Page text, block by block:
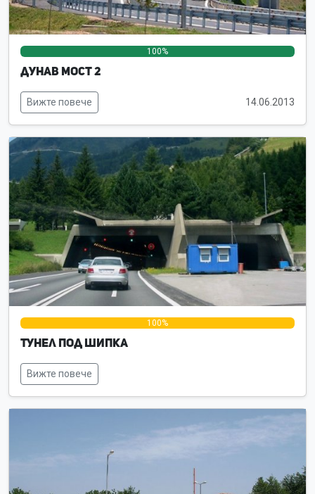
100%
Дунав мост 2
Вижте повече 14.06.2013
0% 100%
Тунел под Шипка
Вижте повече